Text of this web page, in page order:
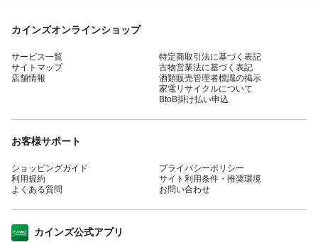
カインズオンラインショップ
サービス一覧
サイトマップ
店舗情報
特定商取引法に基づく表記
古物営業法に基づく表記
酒類販売管理者標識の掲示
家電リサイクルについて
BtoB掛け払い申込
お客様サポート
ショッピングガイド
利用規約
よくある質問
プライバシーポリシー
サイト利用条件・推奨環境
お問い合わせ
カインズ公式アプリ